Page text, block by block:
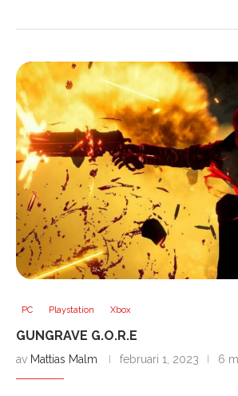
PC Playstation Xbox
GUNGRAVE G.O.R.E
av Mattias Malm februari 1, 2023 6